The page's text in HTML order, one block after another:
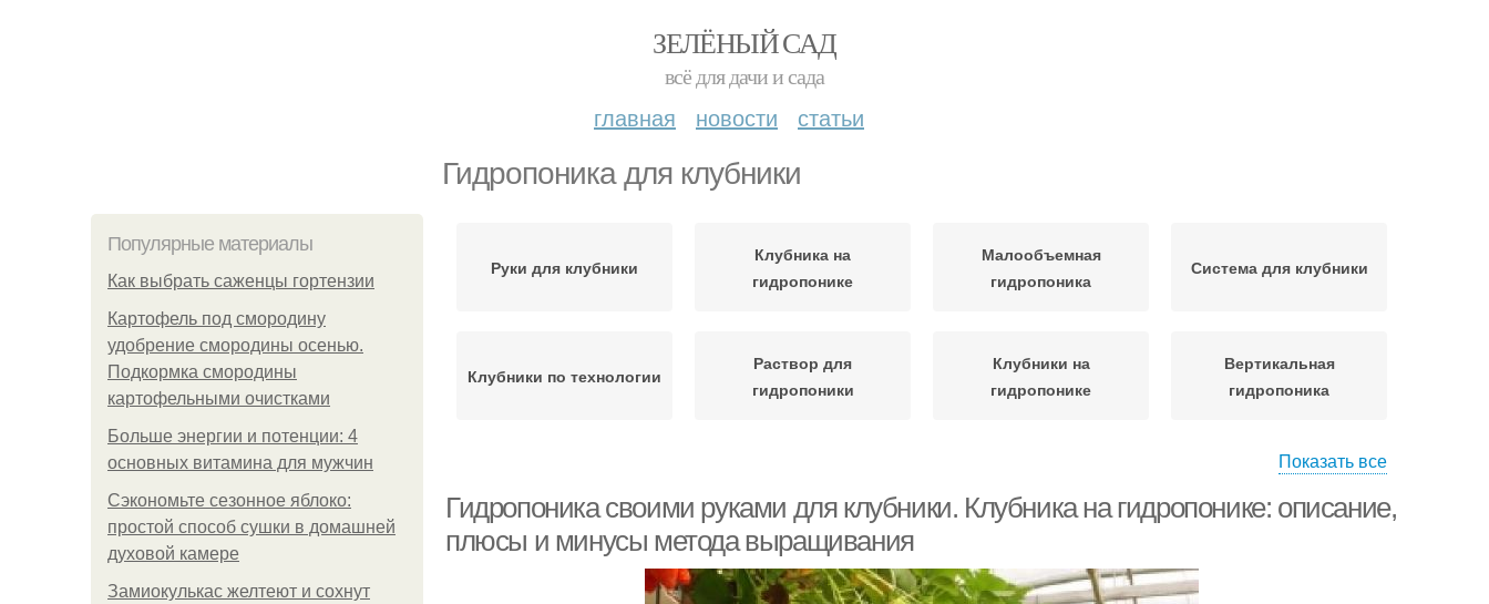
ЗЕЛЁНЫЙ САД
всё для дачи и сада
главная новости статьи
Гидропоника для клубники
Популярные материалы
Как выбрать саженцы гортензии
Картофель под смородину
удобрение смородины осенью.
Подкормка смородины
картофельными очистками
Больше энергии и потенции: 4
основных витамина для мужчин
Сэкономьте сезонное яблоко:
простой способ сушки в домашней
духовой камере
Замиокулькас желтеют и сохнут
Руки для клубники
Клубника на
гидропонике
Малообъемная
гидропоника
Система для клубники
Клубники по технологии
Раствор для
гидропоники
Клубники на
гидропонике
Вертикальная
гидропоника
выращивания
домашних условиях
гидропоника
Показать все
Гидропоника своими руками для клубники. Клубника на гидропонике: описание,
плюсы и минусы метода выращивания